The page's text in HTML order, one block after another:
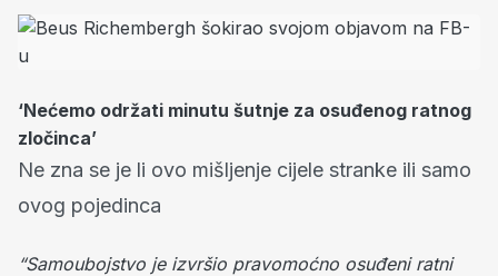
‘Nećemo održati minutu šutnje za osuđenog ratnog
zločinca’
Ne zna se je li ovo mišljenje cijele stranke ili samo
ovog pojedinca
“Samoubojstvo je izvršio pravomoćno osuđeni ratni